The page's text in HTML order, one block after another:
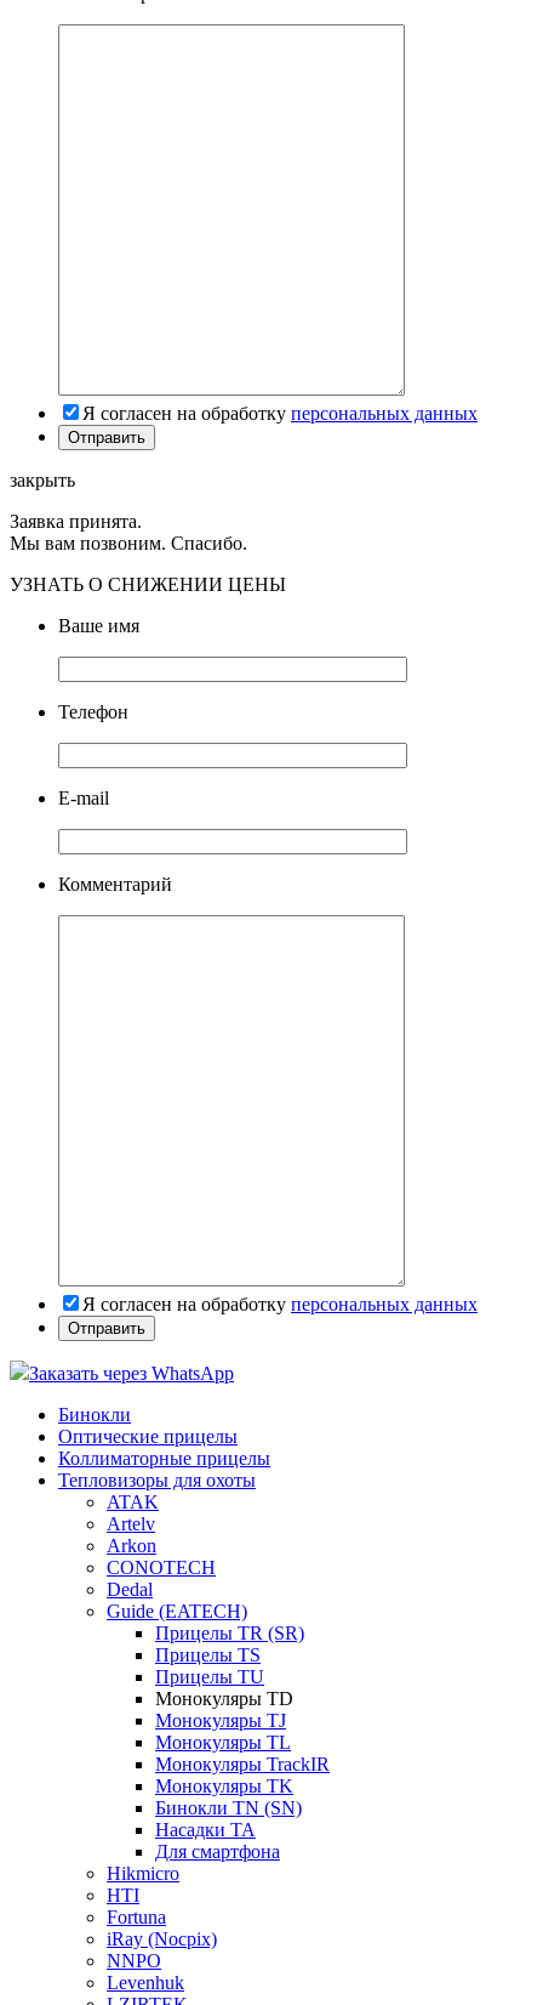
Я согласен на обработку персональных данных
закрыть
Заявка принята.
Мы вам позвоним. Спасибо.
УЗНАТЬ О СНИЖЕНИИ ЦЕНЫ
Ваше имя
Телефон
E-mail
Комментарий
Я согласен на обработку персональных данных
Заказать через WhatsApp
Бинокли
Оптические прицелы
Коллиматорные прицелы
Тепловизоры для охоты
ATAK
Artelv
Arkon
CONOTECH
Dedal
Guide (EATECH)
Прицелы TR (SR)
Прицелы TS
Прицелы TU
Монокуляры TD
Монокуляры TJ
Монокуляры TL
Монокуляры TrackIR
Монокуляры TK
Бинокли TN (SN)
Насадки TA
Для смартфона
Hikmicro
HTI
Fortuna
iRay (Nocpix)
NNPO
Levenhuk